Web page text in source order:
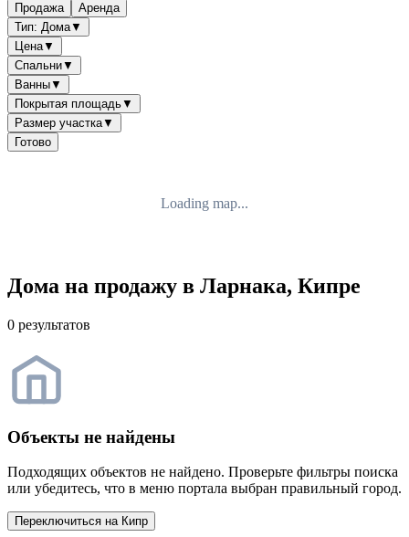
Продажа
Аренда
Тип: Дома▼
Цена▼
Спальни▼
Ванны▼
Покрытая площадь▼
Размер участка▼
Готово
Loading map...
Дома на продажу в Ларнака, Кипре
0 результатов
Объекты не найдены
Подходящих объектов не найдено. Проверьте фильтры поиска
или убедитесь, что в меню портала выбран правильный город.
Переключиться на Кипр